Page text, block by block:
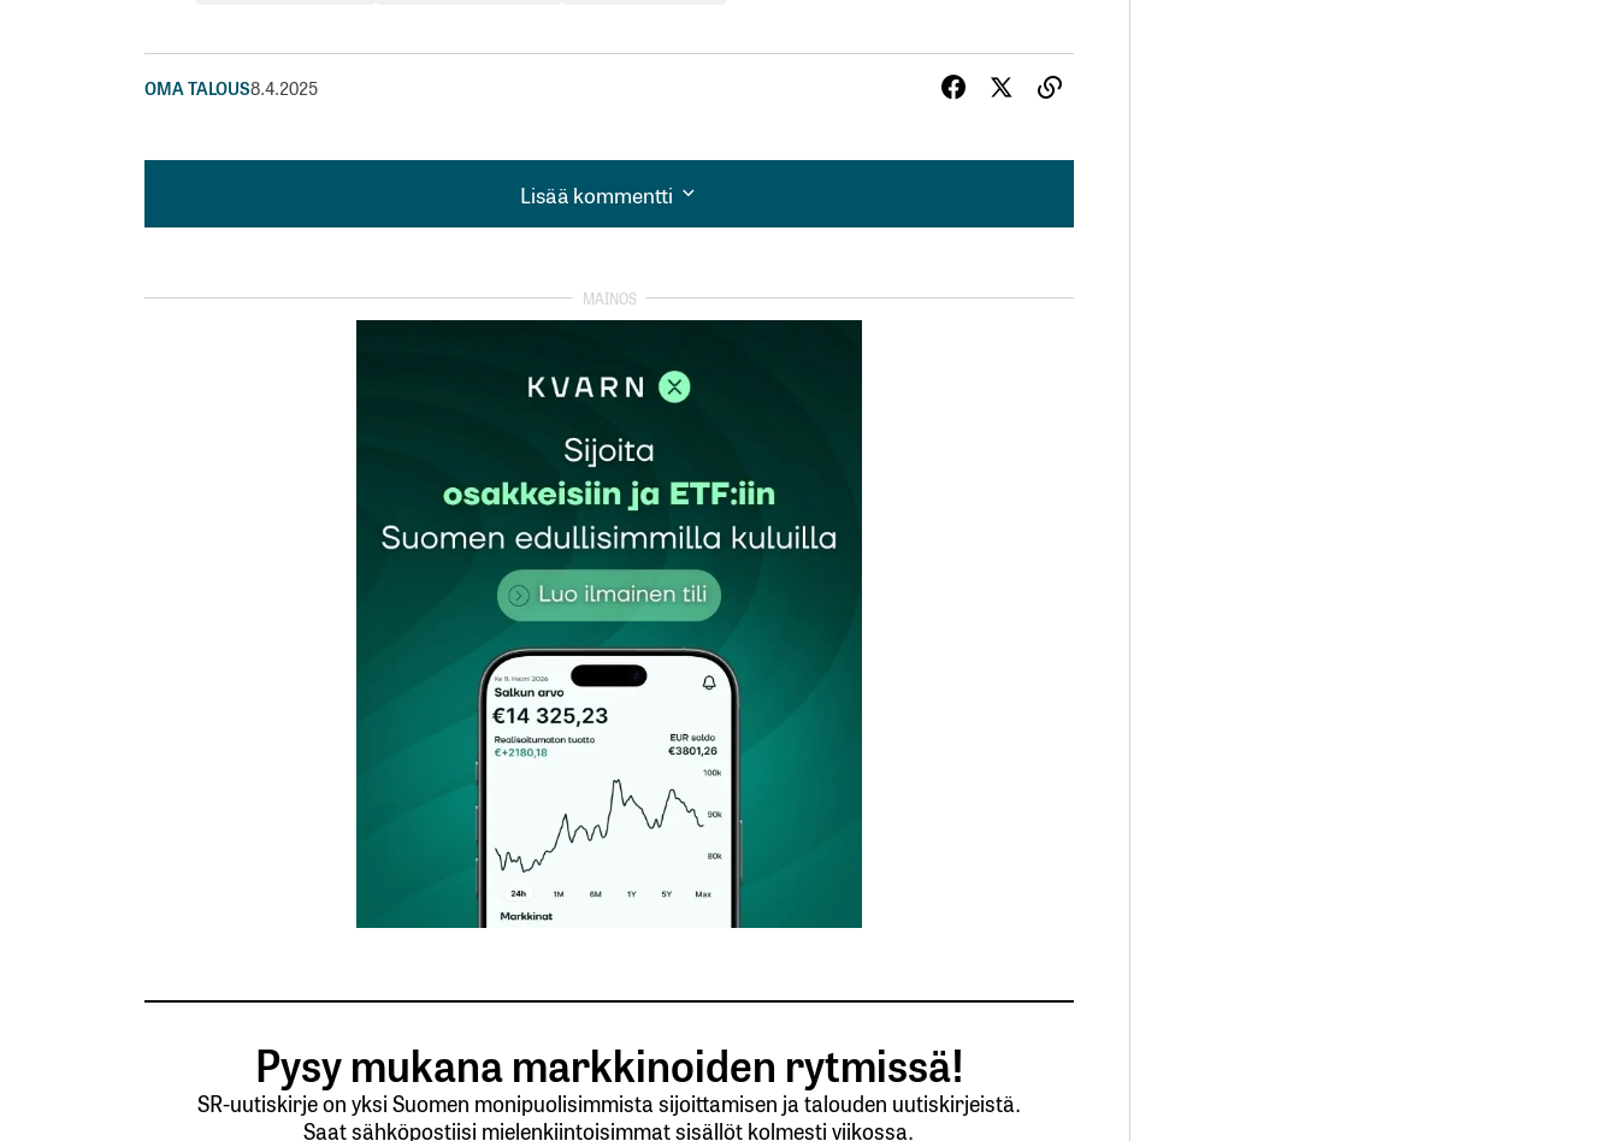
OMA TALOUS8.4.2025
Lisää kommentti
Lisää kommentti
Pakolliset kentät on merkitty
Sähköpostiosoitteesi
Pysy mukana markkinoiden rytmissä!
SR-uutiskirje on yksi Suomen monipuolisimmista sijoittamisen ja talouden uutiskirjeistä.
Saat sähköpostiisi mielenkiintoisimmat sisällöt kolmesti viikossa.